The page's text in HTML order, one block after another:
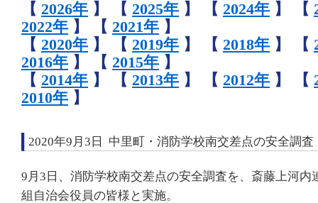
【 2026年 】 【 2025年 】 【 2024年 】 【
2022年 】 【 2021年 】
【 2020年 】 【 2019年 】 【 2018年 】 【
2016年 】 【 2015年 】
【 2014年 】 【 2013年 】 【 2012年 】 【
2010年 】
2020年9月3日 中里町・消防学校南交差点の安全調査
9月3日、消防学校南交差点の安全調査を、斎藤上河内
組自治会役員の皆様と実施。